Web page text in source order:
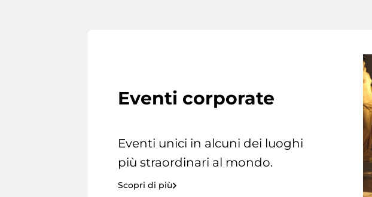
Eventi corporate
Eventi unici in alcuni dei luoghi
più straordinari al mondo.
Scopri di più